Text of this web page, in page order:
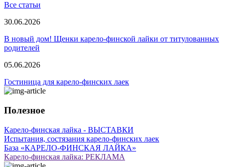
Все статьи
30.06.2026
В новый дом! Щенки карело-финской лайки от титулованных
родителей
05.06.2026
Гостиница для карело-финских лаек
Полезное
Карело-финская лайка - ВЫСТАВКИ
Испытания, состязания карело-финских лаек
База «КАРЕЛО-ФИНСКАЯ ЛАЙКА»
Карело-финская лайка: РЕКЛАМА